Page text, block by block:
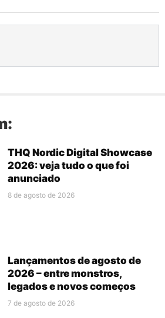
THQ Nordic Digital Showcase
2026: veja tudo o que foi
anunciado
8 de agosto de 2026
Lançamentos de agosto de
2026 – entre monstros,
legados e novos começos
7 de agosto de 2026